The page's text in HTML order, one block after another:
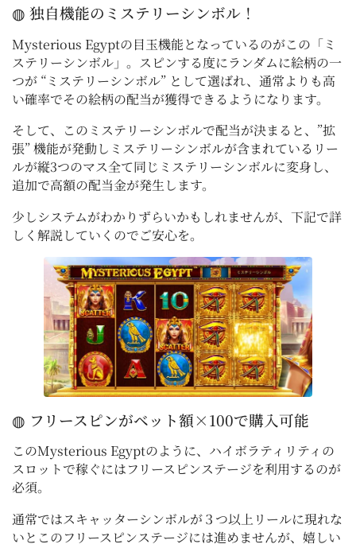
◍ 独自機能のミステリーシンボル！
Mysterious Egyptの目玉機能となっているのがこの「ミ
ステリーシンボル」。スピンする度にランダムに絵柄の一
つが “ミステリーシンボル” として選ばれ、通常よりも高
い確率でその絵柄の配当が獲得できるようになります。
そして、このミステリーシンボルで配当が決まると、”拡
張” 機能が発動しミステリーシンボルが含まれているリー
ルが縦3つのマス全て同じミステリーシンボルに変身し、
追加で高額の配当金が発生します。
少しシステムがわかりずらいかもしれませんが、下記で詳
しく解説していくのでご安心を。
◍ フリースピンがベット額×100で購入可能
このMysterious Egyptのように、ハイボラティリティの
スロットで稼ぐにはフリースピンステージを利用するのが
必須。
通常ではスキャッターシンボルが３つ以上リールに現れな
いとこのフリースピンステージには進めませんが、嬉しい